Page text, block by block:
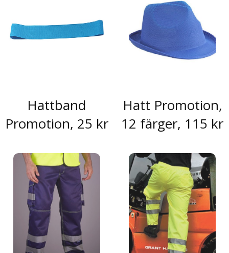
Hattband
Promotion, 25 kr
Hatt Promotion,
12 färger, 115 kr